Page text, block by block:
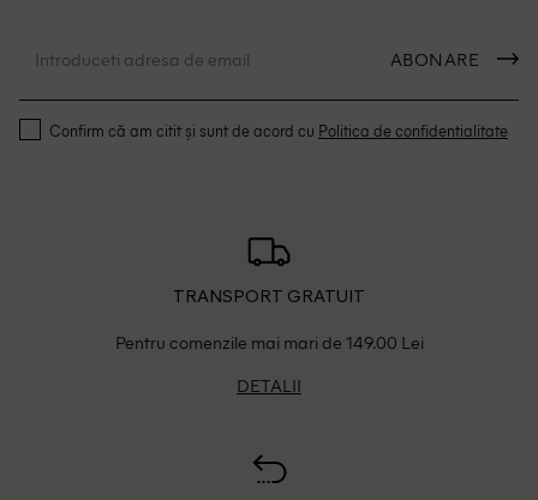
ABONARE
Confirm că am citit și sunt de acord cu Politica de confidentialitate
TRANSPORT GRATUIT
Pentru comenzile mai mari de 149.00 Lei
DETALII